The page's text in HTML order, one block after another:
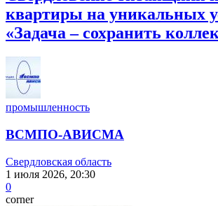
квартиры на уникальных
«Задача – сохранить
промышленность
ВСМПО-АВИСМА
Свердловская область
1 июля 2026, 20:30
0
corner